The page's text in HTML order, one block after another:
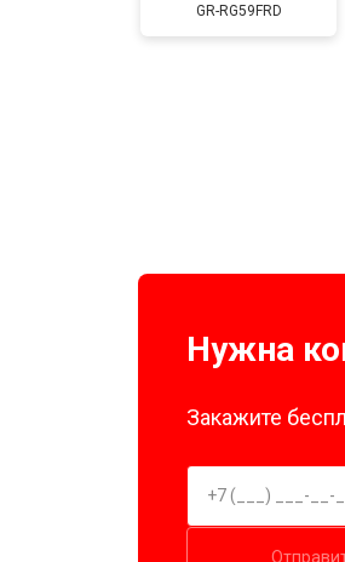
GR-RG59FRD
Нужна
Закажите